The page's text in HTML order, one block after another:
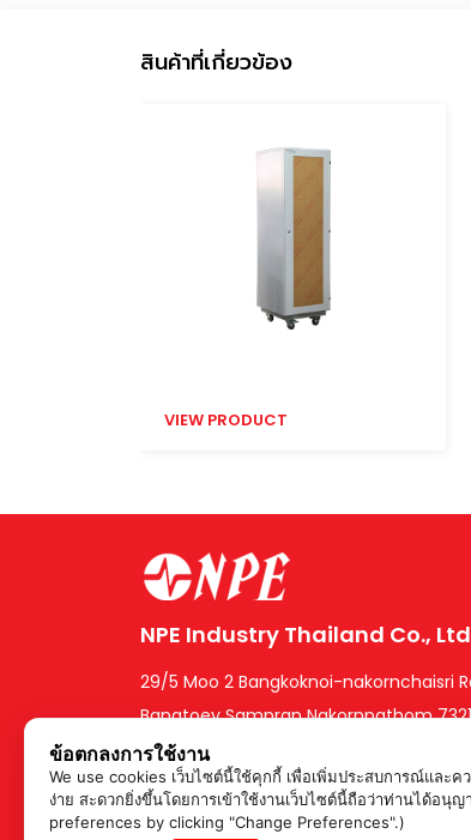
สินค้าที่เกี่ยวข้อง
VIEW PRODUCT
NPE Industry Thailand Co.,
29/5 Moo 2 Bangkoknoi-nakornchaisri
Bangtoey Sampran Nakornpathom
Thailand.
ข้อตกลงการใช้งาน
We use cookies เว็บไซต์นี้ใช้คุกกี้ เพื่อเพิ่มประสบการณ์และค
ง่าย สะดวกยิ่งขึ้นโดยการเข้าใช้งานเว็บไซต์นี้ถือว่าท่านได้อ
preferences by clicking "Change Preferences".)